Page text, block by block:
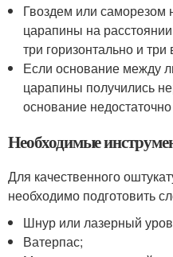
Гвоздем или саморезом
царапины на
три горизонтально и три
Если основание между
царапины получились
основание
Необходимые
Для качественного
необходимо подготовить
Шнур или лазерный
Ватерпас;